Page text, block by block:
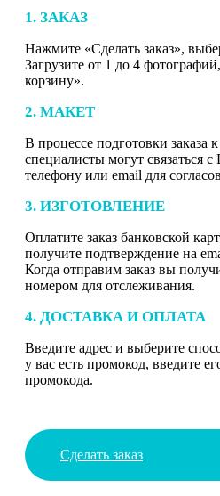
1. ЗАКАЗ
Нажмите «Сделать заказ»,
Загрузите от 1 до 4
корзину».
2. МАКЕТ
В процессе подготовки заказа
специалисты могут связаться
телефону или email для
3. ИЗГОТОВЛЕНИЕ
Оплатите заказ банковской
получите подтверждение на
Когда отправим заказ вы
номером для отслеживания.
4. ДОСТАВКА И ОПЛАТА
Введите адрес и выберите
у вас есть промокод, введите
промокода.
Сделать заказ